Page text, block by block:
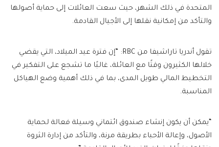
المتحدة في ذلك الشهر، حيث سعت العائلات إلى حماية أصولها
والتأكد من إمكانية نقلها إلى الأجيال القادمة.
تقول أندريا تاراشيفا من RBC: “إن فترة عيد الميلاد، التي يقضي
خلالها الكثيرون وقتًا مع العائلة، غالبًا ما تشجع على التفكير في
التخطيط المالي طويل المدى، بما في ذلك أهمية وضع الهياكل
المناسبة.
“يمكن أن يكون إنشاء صندوق ائتماني وسيلة فعالة لحماية
الأصول، وإعالة الأحباء بطريقة مرنة، والتأكد من إدارة الثروة